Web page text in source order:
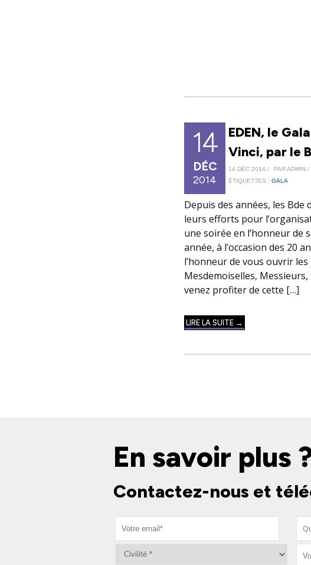
14
DÉC
2014
EDEN, le
Vinci, par le
14 DÉC 2014 / PAR ADMIN /
ÉTIQUETTES : GALA
Depuis des années, les Bde
leurs efforts pour
une soirée en l’honneur de
année, à l’occasion des 20
l’honneur de vous ouvrir les
Mesdemoiselles,
venez profiter de cette […]
LIRE LA SUITE →
En savoir plus
Contactez-nous et